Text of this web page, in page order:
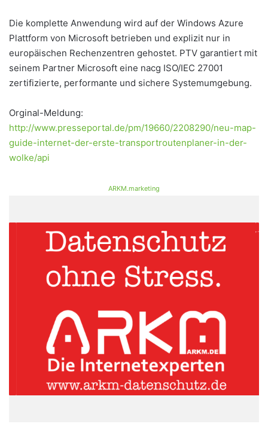
Die komplette Anwendung wird auf der Windows Azure
Plattform von Microsoft betrieben und explizit nur in
europäischen Rechenzentren gehostet. PTV garantiert mit
seinem Partner Microsoft eine nacg ISO/IEC 27001
zertifizierte, performante und sichere Systemumgebung.
Orginal-Meldung:
http://www.presseportal.de/pm/19660/2208290/neu-map-
guide-internet-der-erste-transportroutenplaner-in-der-
wolke/api
ARKM.marketing